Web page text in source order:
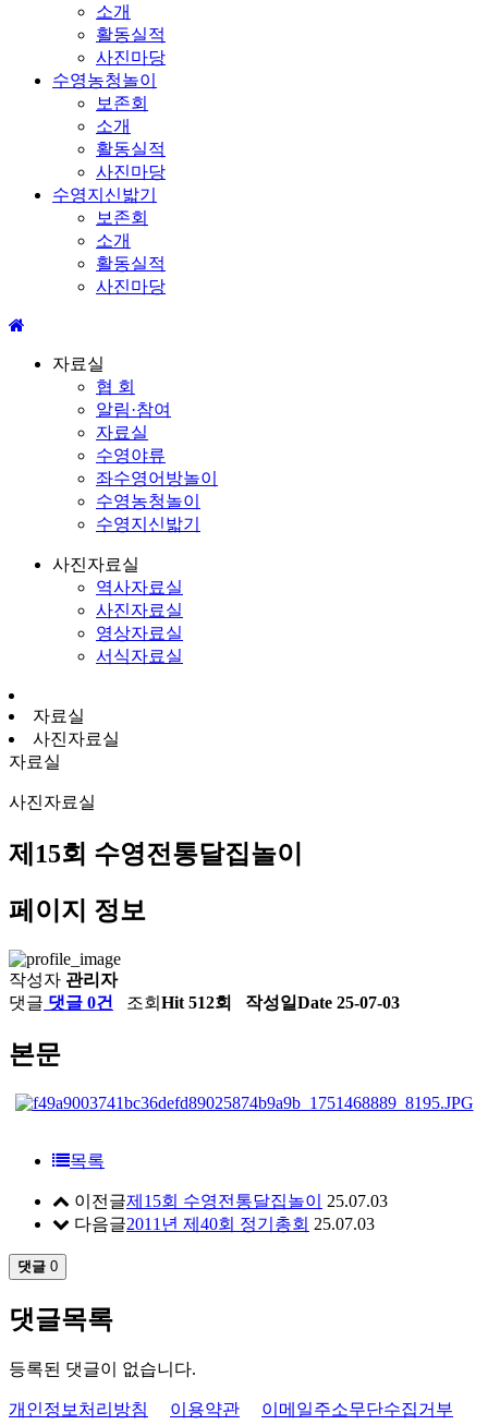
소개
활동실적
사진마당
수영농청놀이
보존회
소개
활동실적
사진마당
수영지신밟기
보존회
소개
활동실적
사진마당
자료실
협 회
알림·참여
자료실
수영야류
좌수영어방놀이
수영농청놀이
수영지신밟기
사진자료실
역사자료실
사진자료실
영상자료실
서식자료실
자료실
사진자료실
자료실
사진자료실
제15회 수영전통달집놀이
페이지 정보
작성자 관리자
댓글 댓글 0건 조회 Hit 512회 작성일Date 25-07-03
본문
목록
이전글제15회 수영전통달집놀이
25.07.03
다음글2011년 제40회 정기총회 25.07.03
댓글 0
댓글목록
등록된 댓글이 없습니다.
개인정보처리방침 이용약관
이메일주소무단수집거부